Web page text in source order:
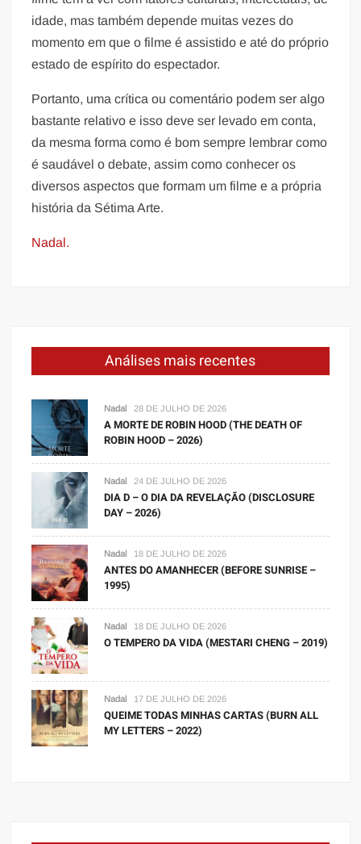
idade, mas também depende muitas vezes do
momento em que o filme é assistido e até do próprio
estado de espírito do espectador.
Portanto, uma crítica ou comentário podem ser algo
bastante relativo e isso deve ser levado em conta,
da mesma forma como é bom sempre lembrar como
é saudável o debate, assim como conhecer os
diversos aspectos que formam um filme e a própria
história da Sétima Arte.
Nadal.
Análises mais recentes
Nadal 28 DE JULHO DE 2026
A MORTE DE ROBIN HOOD (THE DEATH OF
ROBIN HOOD – 2026)
Nadal 24 DE JULHO DE 2026
DIA D – O DIA DA REVELAÇÃO (DISCLOSURE
DAY – 2026)
Nadal 18 DE JULHO DE 2026
ANTES DO AMANHECER (BEFORE SUNRISE –
1995)
Nadal 18 DE JULHO DE 2026
O TEMPERO DA VIDA (MESTARI CHENG – 2019)
Nadal 17 DE JULHO DE 2026
QUEIME TODAS MINHAS CARTAS (BURN ALL
MY LETTERS – 2022)